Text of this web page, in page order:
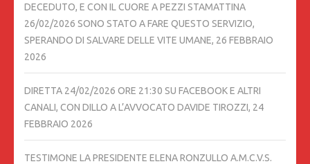
DECEDUTO, E CON IL CUORE A PEZZI STAMATTINA
26/02/2026 SONO STATO A FARE QUESTO SERVIZIO,
SPERANDO DI SALVARE DELLE VITE UMANE, 26 FEBBRAIO
2026
DIRETTA 24/02/2026 ORE 21:30 SU FACEBOOK E ALTRI
CANALI, CON DILLO A L’AVVOCATO DAVIDE TIROZZI, 24
FEBBRAIO 2026
TESTIMONE LA PRESIDENTE ELENA RONZULLO A.M.C.V.S.